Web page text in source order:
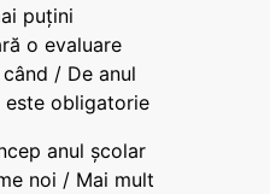
puțini
o evaluare
/ De anul
este obligatorie
anul școlar
noi / Mai mult